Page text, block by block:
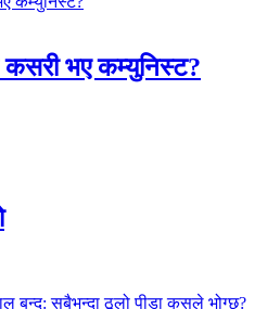
भए कम्युनिस्ट?